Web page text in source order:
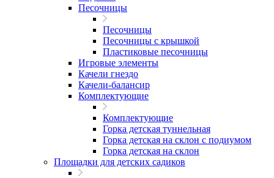
Песочницы
Песочницы
Песочницы с крышкой
Пластиковые песочницы
Игровые элементы
Качели гнездо
Качели-балансир
Комплектующие
Комплектующие
Горка детская туннельная
Горка детская на склон с подиумом
Горка детская на склон
Площадки для детских садиков